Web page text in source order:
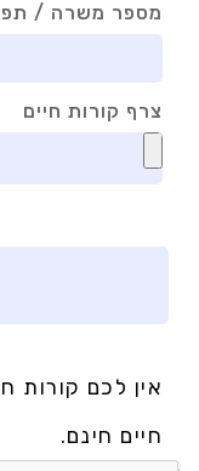
מספר משרה /
צרף קורות חיים
אין לכם קורות
חיים חינם.